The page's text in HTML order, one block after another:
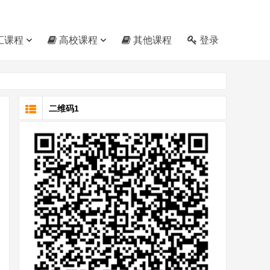
课程 高校课程 其他课程 登录
二维码1